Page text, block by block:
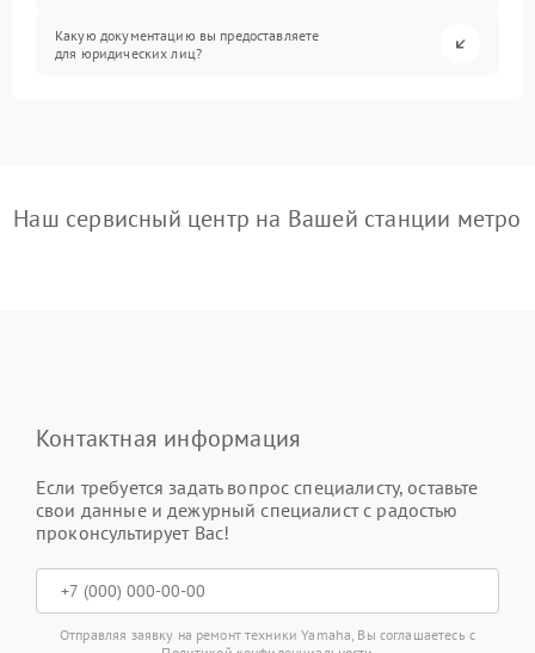
Какую документацию вы предоставляете
для юридических лиц?
Наш сервисный центр на Вашей станции метро
Контактная информация
Если требуется задать вопрос специалисту, оставьте
свои данные и дежурный специалист с радостью
проконсультирует Вас!
Отправляя заявку на ремонт техники Yamaha, Вы соглашаетесь с